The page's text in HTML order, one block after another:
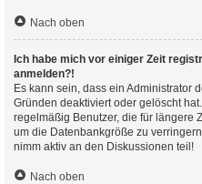
Nach oben
Ich habe mich vor einiger Zeit
anmelden?!
Es kann sein, dass ein Administrator
Gründen deaktiviert oder gelöscht
regelmäßig Benutzer, die für längere
um die Datenbankgröße zu
nimm aktiv an den Diskussionen teil!
Nach oben